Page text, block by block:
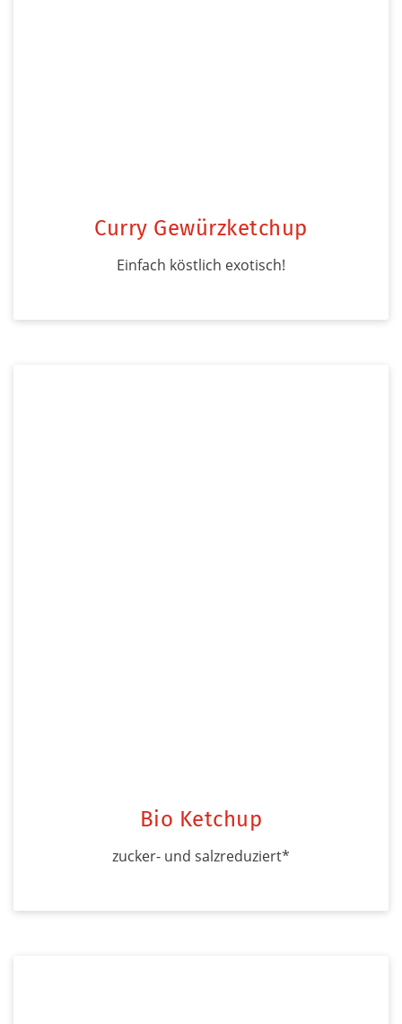
Curry Gewürzketchup
Einfach köstlich exotisch!
Bio Ketchup
zucker- und salzreduziert*